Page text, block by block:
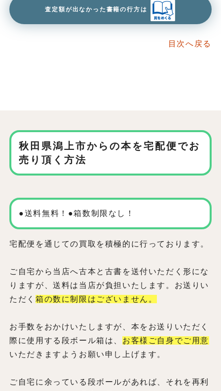
査定額が出なかった書籍の行方は
目次へ戻る
秋田県潟上市からの本を宅配便でお
売り頂く方法
●送料無料！●箱数制限なし！
宅配便を通じての買取を積極的に行っております。
ご自宅から当店へ古本と古書を送付いただく形にな
りますが、送料は当店が負担いたします。お送りい
ただく 箱の数に制限はございません。
お手数をおかけいたしますが、本をお送りいただく
際に使用する段ボール箱は、 お客様ご自身でご用意
いただきますようお願い申し上げます。
ご自宅に余っている段ボールがあれば、それを再利